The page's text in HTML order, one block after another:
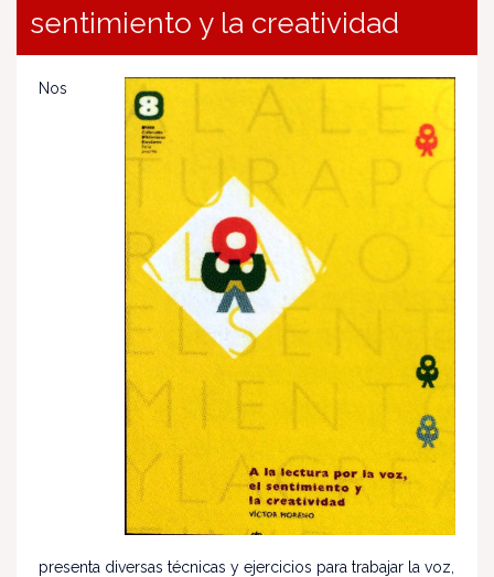
sentimiento y la creatividad
Nos
presenta diversas técnicas y ejercicios para trabajar la voz,